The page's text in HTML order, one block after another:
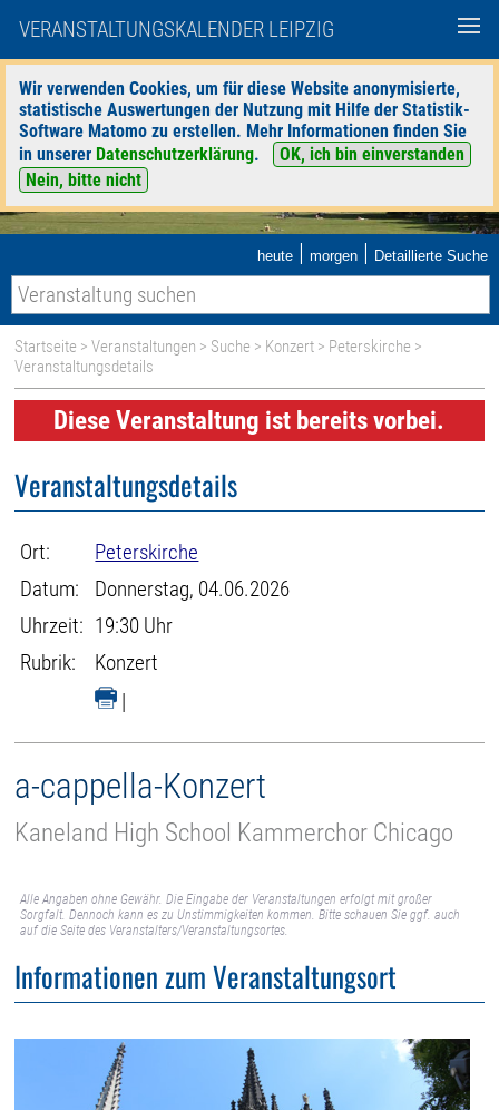
VERANSTALTUNGSKALENDER LEIPZIG
Wir verwenden Cookies, um für diese Website anonymisierte,
statistische Auswertungen der Nutzung mit Hilfe der Statistik-
Software Matomo zu erstellen. Mehr Informationen finden Sie
in unserer Datenschutzerklärung.
OK, ich bin einverstanden
Nein, bitte nicht
heute | morgen | Detaillierte Suche
Startseite >Veranstaltungen > Suche > Konzert > Peterskirche >
Veranstaltungsdetails
Diese Veranstaltung ist bereits vorbei.
Veranstaltungsdetails
Ort:
Peterskirche
Datum:
Donnerstag, 04.06.2026
Uhrzeit: 19:30 Uhr
Rubrik:
Konzert
|
a-cappella-Konzert
Kaneland High School Kammerchor Chicago
Alle Angaben ohne Gewähr. Die Eingabe der Veranstaltungen erfolgt mit großer
Sorgfalt. Dennoch kann es zu Unstimmigkeiten kommen. Bitte schauen Sie ggf. auch
auf die Seite des Veranstalters/Veranstaltungsortes.
Informationen zum Veranstaltungsort